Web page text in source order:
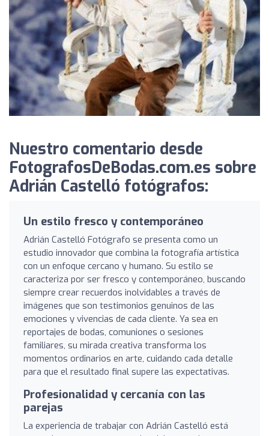
Nuestro comentario desde
FotografosDeBodas.com.es sobre
Adrián Castelló fotógrafos:
Un estilo fresco y contemporáneo
Adrián Castelló Fotógrafo se presenta como un
estudio innovador que combina la fotografía artística
con un enfoque cercano y humano. Su estilo se
caracteriza por ser fresco y contemporáneo, buscando
siempre crear recuerdos inolvidables a través de
imágenes que son testimonios genuinos de las
emociones y vivencias de cada cliente. Ya sea en
reportajes de bodas, comuniones o sesiones
familiares, su mirada creativa transforma los
momentos ordinarios en arte, cuidando cada detalle
para que el resultado final supere las expectativas.
Profesionalidad y cercanía con las
parejas
La experiencia de trabajar con Adrián Castelló está